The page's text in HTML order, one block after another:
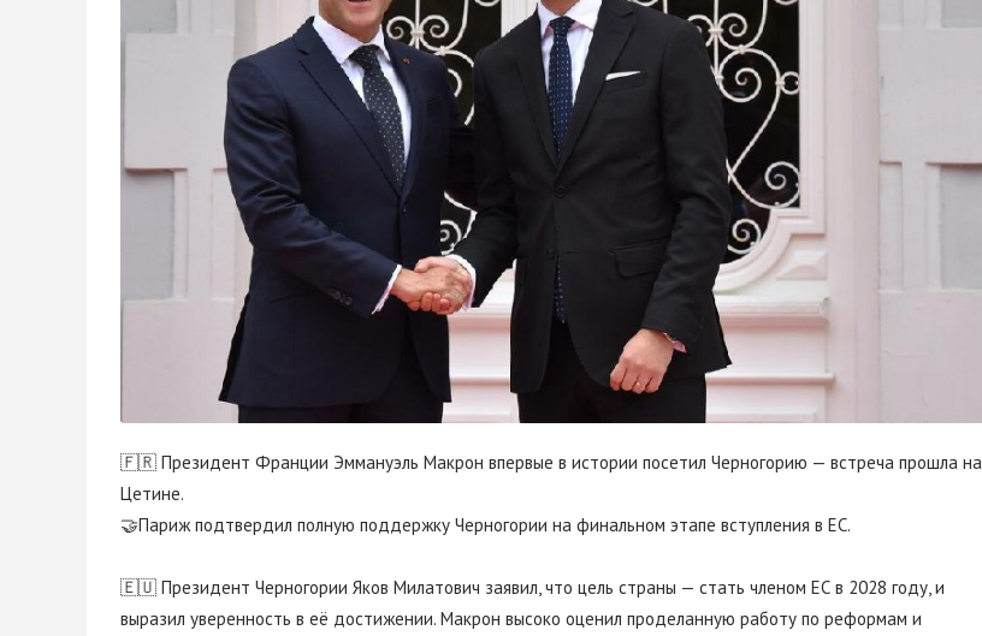
🇫🇷 Президент Франции Эммануэль Макрон впервые в истории посетил Черногорию — встреча прошла на
Цетине.
🤝Париж подтвердил полную поддержку Черногории на финальном этапе вступления в ЕС.
🇪🇺 Президент Черногории Яков Милатович заявил, что цель страны — стать членом ЕС в 2028 году, и
выразил уверенность в её достижении. Макрон высоко оценил проделанную работу по реформам и